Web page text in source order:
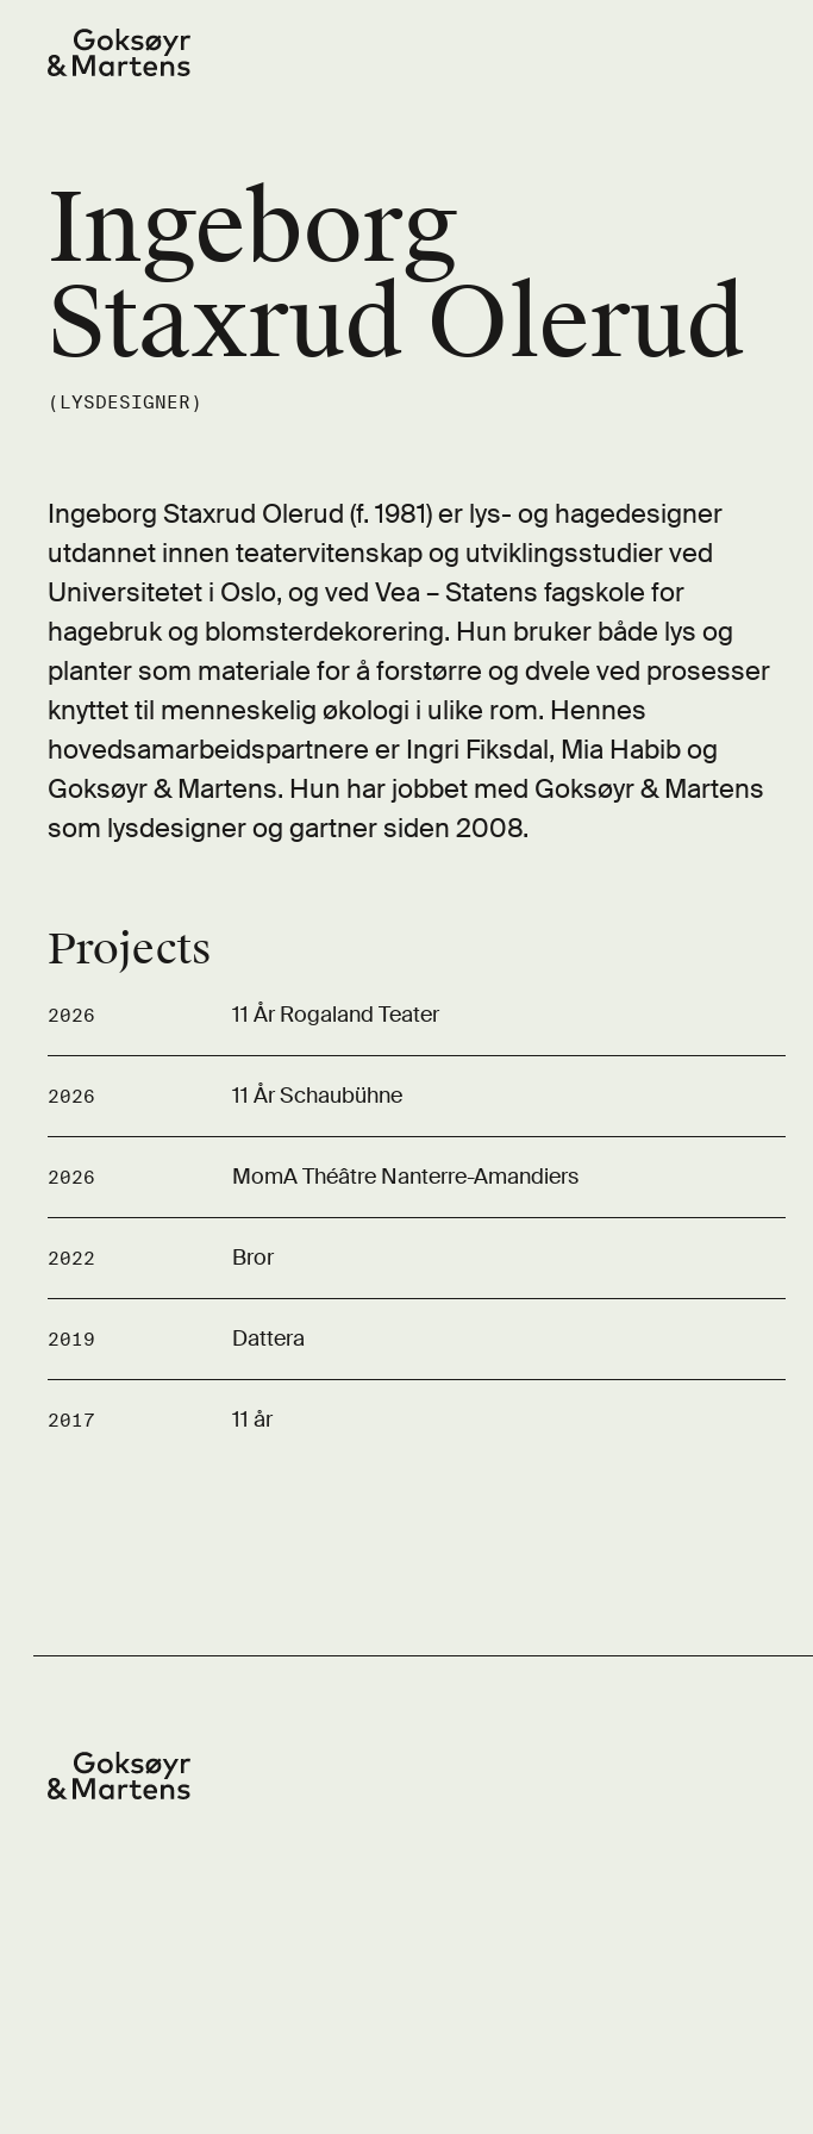
Ingeborg
Staxrud Olerud
(LYSDESIGNER)
Ingeborg Staxrud Olerud (f. 1981) er lys- og hagedesigner
utdannet innen teatervitenskap og utviklingsstudier ved
Universitetet i Oslo, og ved Vea – Statens fagskole for
hagebruk og blomsterdekorering. Hun bruker både lys og
planter som materiale for å forstørre og dvele ved prosesser
knyttet til menneskelig økologi i ulike rom. Hennes
hovedsamarbeidspartnere er Ingri Fiksdal, Mia Habib og
Goksøyr & Martens. Hun har jobbet med Goksøyr & Martens
som lysdesigner og gartner siden 2008.
Projects
2026 11 År Rogaland Teater
2026 11 År Schaubühne
2026 MomA Théâtre Nanterre-Amandiers
2022 Bror
2019 Dattera
2017 11 år